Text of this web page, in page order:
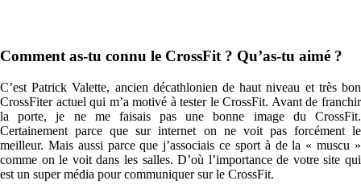
Comment as-tu connu le CrossFit ? Qu’as-tu aimé ?
C’est Patrick Valette, ancien décathlonien de haut niveau et très bon
CrossFiter actuel qui m’a motivé à tester le CrossFit. Avant de franchir
la porte, je ne me faisais pas une bonne image du CrossFit.
Certainement parce que sur internet on ne voit pas forcément le
meilleur. Mais aussi parce que j’associais ce sport à de la « muscu »
comme on le voit dans les salles. D’où l’importance de votre site qui
est un super média pour communiquer sur le CrossFit.